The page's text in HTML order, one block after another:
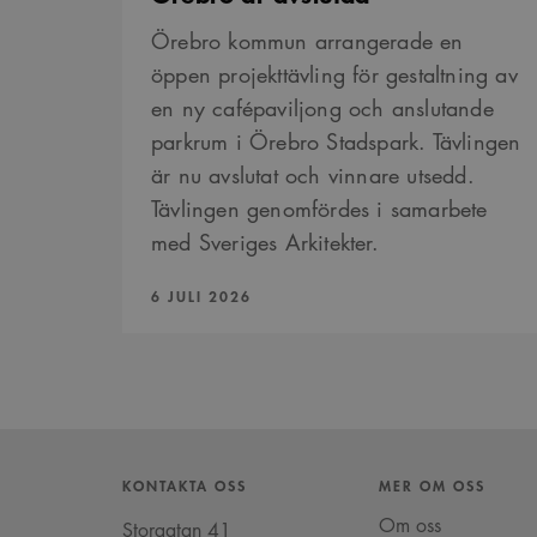
Örebro kommun arrangerade en
öppen projekttävling för gestaltning av
en ny cafépaviljong och anslutande
parkrum i Örebro Stadspark. Tävlingen
är nu avslutat och vinnare utsedd.
Tävlingen genomfördes i samarbete
med Sveriges Arkitekter.
PUBLICERAD:
6 JULI 2026
KONTAKTA OSS
Storgatan 41
MER OM OSS
Om oss
Namn
_ga
_ga_YPLQ693FFW
Namn
YSC
__Secure-
_cs_id
_cs_s
_cfuvid
.vimeo.com
_cfuvid
__cf_bm Cloudflare Inc.